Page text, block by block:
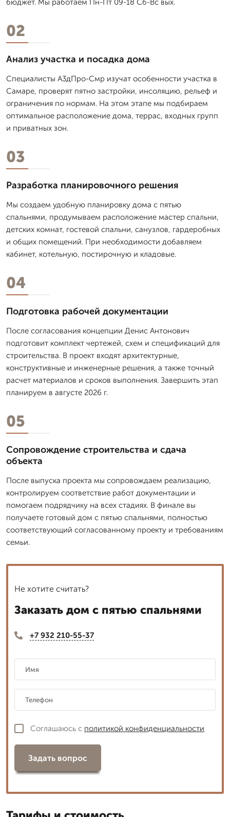
02
Анализ участка и посадка дома
Специалисты А3дПро-Смр изучат особенности участка в
Самаре, проверят пятно застройки, инсоляцию, рельеф и
ограничения по нормам. На этом этапе мы подбираем
оптимальное расположение дома, террас, входных групп
и приватных зон.
03
Разработка планировочного решения
Мы создаем удобную планировку дома с пятью
спальнями, продумываем расположение мастер спальни,
детских комнат, гостевой спальни, санузлов, гардеробных
и общих помещений. При необходимости добавляем
кабинет, котельную, постирочную и кладовые.
04
Подготовка рабочей документации
После согласования концепции Денис Антонович
подготовит комплект чертежей, схем и спецификаций для
строительства. В проект входят архитектурные,
конструктивные и инженерные решения, а также точный
расчет материалов и сроков выполнения. Завершить этап
планируем в августе 2026 г.
05
Сопровождение строительства и сдача
объекта
После выпуска проекта мы сопровождаем реализацию,
контролируем соответствие работ документации и
помогаем подрядчику на всех стадиях. В финале вы
получаете готовый дом с пятью спальнями, полностью
соответствующий согласованному проекту и требованиям
семьи.
Не хотите считать?
Заказать дом с пятью спальнями
+7 932 210-55-37
Соглашаюсь с политикой конфиденциальности
Задать вопрос